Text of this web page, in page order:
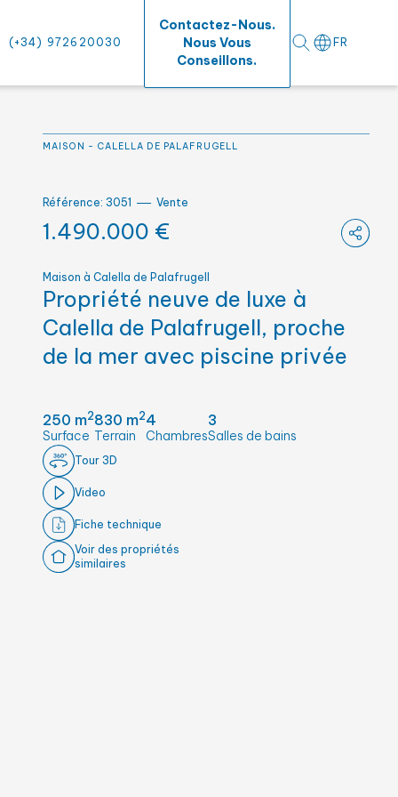
FR
(+34) 972620030
Contactez-Nous.
Nous Vous
Conseillons.
MAISON - CALELLA DE PALAFRUGELL
Référence: 3051 Vente
1.490.000 €
Maison à Calella de Palafrugell
Propriété neuve de luxe à
Calella de Palafrugell, proche
de la mer avec piscine privée
Tour 3D
Video
Fiche technique
Voir des propriétés
similaires
250 m2
Surface
830 m2
Terrain
4
Chambres
3
Salles de bains